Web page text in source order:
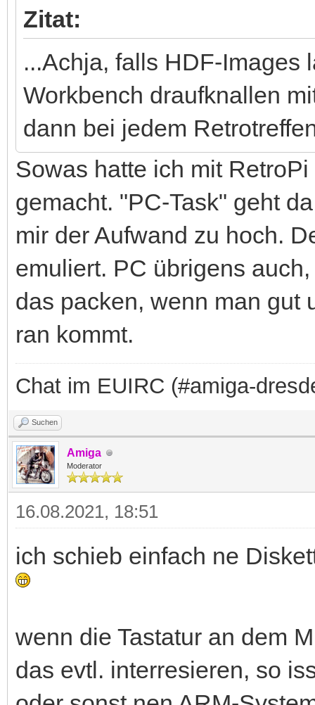
Zitat:
...Achja, falls HDF-Images
Workbench draufknallen
dann bei jedem
Sowas hatte ich mit
gemacht. "PC-Task" geht
mir der Aufwand zu hoch.
emuliert. PC übrigens
das packen, wenn man gut
ran kommt.
Chat im EUIRC (#amiga-
Suchen
Amiga
Moderator
16.08.2021, 18:51
ich schieb einfach ne
wenn die Tastatur an dem
das evtl. interresieren, so